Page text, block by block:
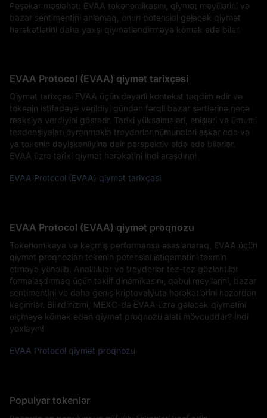
Peşəkar məsləhət: EVAA tokenomikasını, qiymət meyillərini və
bazar sentimentini anlamaq, onun potensial gələcək qiymət
hərəkətlərini daha yaxşı qiymətləndirməyə kömək edə bilər.
EVAA Protocol (EVAA) qiymət tarixçəsi
Qiymət tarixçəsi EVAA üçün dəyərli kontekst təqdim edir və
tokenin istifadəyə verildiyi gündən fərqli bazar şərtlərinə necə
reaksiya verdiyini göstərir. Tarixi yüksəlmələri, enişləri və ümumi
tendensiyaları öyrənməklə treyderlər nümunələri aşkar edə və
ya tokenin dəyişkənliyinə dair perspektiv əldə edə bilərlər.
EVAA üzrə tarixi qiymət hərəkətini indi araşdırın!
EVAA Protocol (EVAA) qiymət tarixçəsi
EVAA Protocol (EVAA) qiymət proqnozu
Tokenomikaya və keçmiş performansa əsaslanaraq, EVAA üçün
qiymət proqnozları tokenin potensial istiqamətini təxmin
etməyə yönəlib. Analitiklər və treyderlər tez-tez gözləntilər
formalaşdırmaq üçün təklif dinamikasını, qəbul meyllərini, bazar
sentimentini və daha geniş kriptovalyuta hərəkətlərini nəzərdən
keçirirlər. Bilirdinizmi, MEXC-də EVAA üzrə gələcək qiymətini
ölçməyə kömək edən qiymət proqnozu aləti mövcuddur? İndi
yoxlayın!
EVAA Protocol qiymət proqnozu
Populyar tokenlər